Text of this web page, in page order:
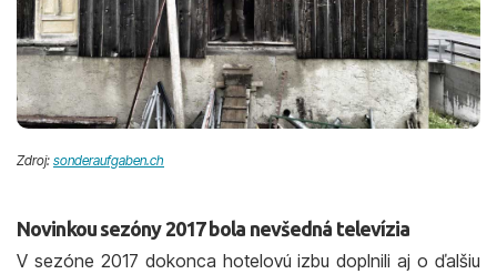
Zdroj: sonderaufgaben.ch
Novinkou sezóny 2017 bola nevšedná televízia
V sezóne 2017 dokonca hotelovú izbu doplnili aj o ďalšiu